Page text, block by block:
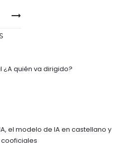
¿A quién va dirigido?
el modelo de IA en castellano y